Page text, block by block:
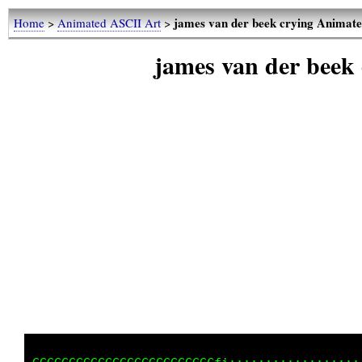
Home>Animated ASCII Art>james van der beek crying
james van der